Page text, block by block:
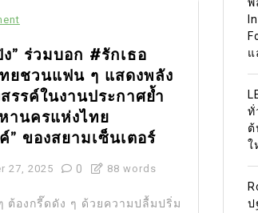
ง” ร่วมบอก #รักเธอ
ยชวนแฟน ๆ แสดงพลัง
รรค์ในงานประกาศย้ำ
านครแห่งไทย
” ของสยามเซ็นเตอร์
27, 2025 0 88 words
ต้องกรี๊ดดัง ๆ ด้วยความปลื้มปริ่ม
แ
ทั่
ใ
ป